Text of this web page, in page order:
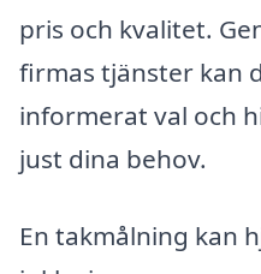
pris och kvalitet.
firmas tjänster kan
informerat val och
just dina behov.
En takmålning kan